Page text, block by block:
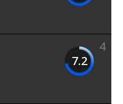
4
7.2